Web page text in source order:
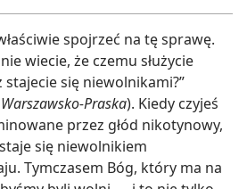
spojrzeć na tę sprawę.
wiecie, że czemu służycie
stajecie się niewolnikami?”
Praska). Kiedy czyjeś
przez głód nikotynowy,
się niewolnikiem
Tymczasem Bóg, który ma na